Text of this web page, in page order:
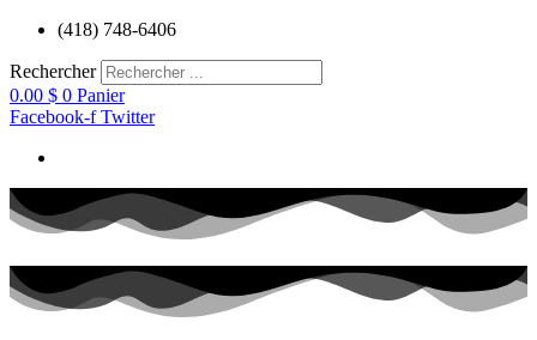
Aller
contenu
(418) 748-6406
Rechercher
0.00 $ 0 Panier
Facebook-f Twitter